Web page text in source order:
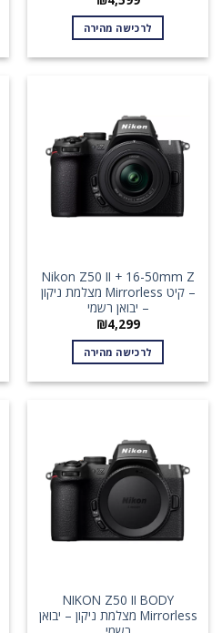
לרכישה מהירה
Nikon Z50 II + 16-50mm Z
– קיט Mirrorless מצלמת ניקון
– יבואן רשמי
₪4,299
לרכישה מהירה
NIKON Z50 II BODY
Mirrorless מצלמת ניקון – יבואן